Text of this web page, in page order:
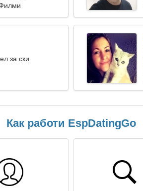
за ски
Как работи EspDatingGo